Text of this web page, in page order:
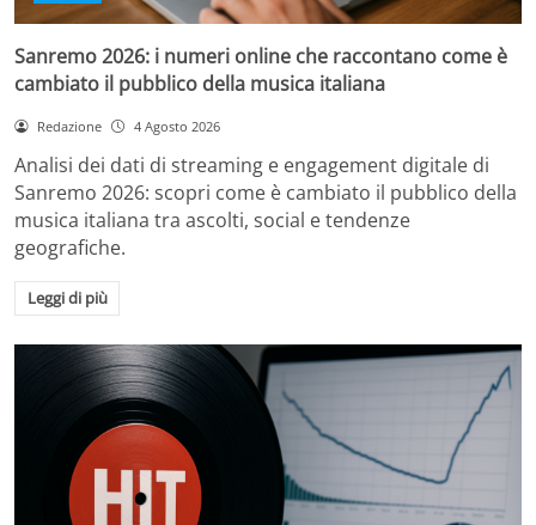
Sanremo 2026: i numeri online che raccontano come è
cambiato il pubblico della musica italiana
Redazione 4 Agosto 2026
Analisi dei dati di streaming e engagement digitale di
Sanremo 2026: scopri come è cambiato il pubblico della
musica italiana tra ascolti, social e tendenze
geografiche.
Leggi di più